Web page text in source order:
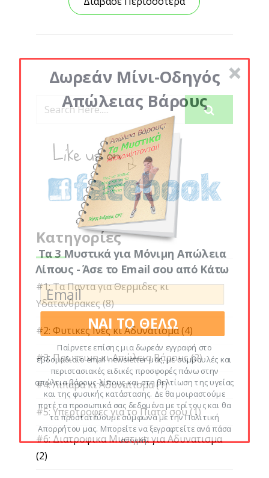
Κατηγορίες
#1: Τα Παντα για Θερμιδες κι
Υδατανθρακες(8)
#2: Φυτικες Ινες κι Αδυνατισμα(4)
#3: Πρωτεινη κι Απώλεια Βάρους(2)
#4: Λιπαρα κι Αδυνατισμα(1)
#5: Υπερτροφες για το Πιατο σου(1)
#6: Διατροφικα Μυστικα για Αδυνατισμα
(2)
Δωρεάν Μίνι-Οδηγός
Απώλειας Βάρους
Τα 3 Μυστικά για Μόνιμη Απώλεια
Λίπους - Άσε το Email σου από Κάτω
ΝΑΙ ΤΟ ΘΕΛΩ
Παίρνετε επίσης μια δωρεάν εγγραφή στο
εβδομαδιαίο email newsletter μας, με συμβουλές και
περιστασιακές ειδικές προσφορές πάνω στην
απώλεια βάρους-λίπους και στη βελτίωση της υγείας
και της φυσικής κατάστασης. Δε θα μοιραστούμε
ποτέ τα προσωπικά σας δεδομένα με τρίτους και θα
τα προστατεύουμε σύμφωνα με την Πολιτική
Απορρήτου μας. Μπορείτε να ξεγραφτείτε ανά πάσα
στιγμή.